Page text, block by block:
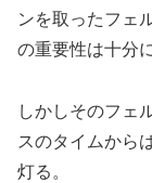
ンを取ったフェ
の重要性は十分
しかしそのフェ
スのタイムから
灯る。